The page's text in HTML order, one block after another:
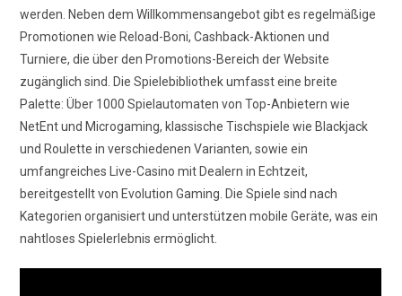
werden. Neben dem Willkommensangebot gibt es regelmäßige
Promotionen wie Reload-Boni, Cashback-Aktionen und
Turniere, die über den Promotions-Bereich der Website
zugänglich sind. Die Spielebibliothek umfasst eine breite
Palette: Über 1000 Spielautomaten von Top-Anbietern wie
NetEnt und Microgaming, klassische Tischspiele wie Blackjack
und Roulette in verschiedenen Varianten, sowie ein
umfangreiches Live-Casino mit Dealern in Echtzeit,
bereitgestellt von Evolution Gaming. Die Spiele sind nach
Kategorien organisiert und unterstützen mobile Geräte, was ein
nahtloses Spielerlebnis ermöglicht.